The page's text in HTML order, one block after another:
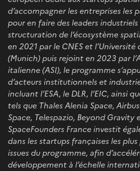
d’accompagner les entreprises les
pour en faire des leaders
structuration de l’écosystème
en 2021 par le CNES et l’Université
(Munich) puis rejoint en 2023 par
italienne (ASI), le programme
d’acteurs institutionnels et
incluant l’ESA, le DLR, l’EIC, ainsi
tels que Thales Alenia Space,
Space, Telespazio, Beyond Gravity
SpaceFounders France investit
dans les startups françaises les
issues du programme, afin
développement à l’échelle